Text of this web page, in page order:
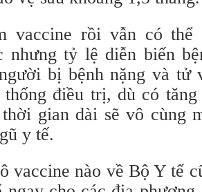
vaccine rồi vẫn có
nhưng tỷ lệ diễn biến
bị bệnh nặng và tử
thống điều trị, dù có
thời gian dài sẽ vô cùng
y tế.
vaccine nào về Bộ Y tế